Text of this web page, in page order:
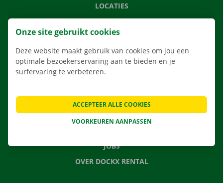
LOCATIES
APP
VERHUISOPLOSSINGEN
VEELGESTELDE VRAGEN
NIEUWS
JOBS
OVER DOCKX RENTAL
Onze site gebruikt cookies
Deze website maakt gebruik van cookies om jou een
optimale bezoekerservaring aan te bieden en je
surfervaring te verbeteren.
VOORKEUREN AANPASSEN
ACCEPTEER ALLE COOKIES